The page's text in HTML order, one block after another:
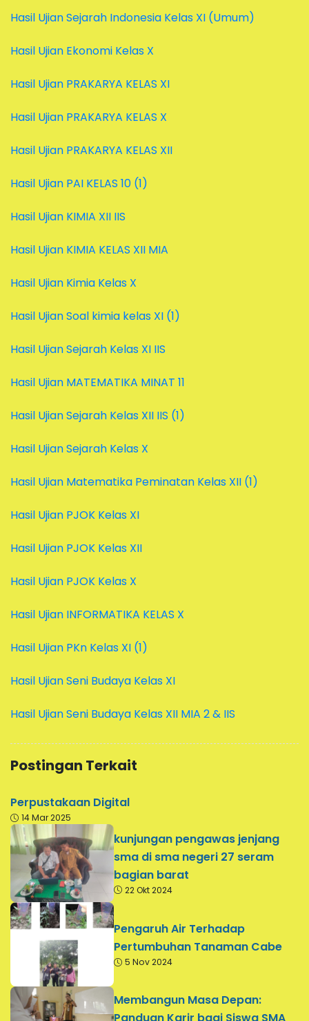
Hasil Ujian Sejarah Indonesia Kelas XI (Umum)
Hasil Ujian Ekonomi Kelas X
Hasil Ujian PRAKARYA KELAS XI
Hasil Ujian PRAKARYA KELAS X
Hasil Ujian PRAKARYA KELAS XII
Hasil Ujian PAI KELAS 10 (1)
Hasil Ujian KIMIA XII IIS
Hasil Ujian KIMIA KELAS XII MIA
Hasil Ujian Kimia Kelas X
Hasil Ujian Soal kimia kelas XI (1)
Hasil Ujian Sejarah Kelas XI IIS
Hasil Ujian MATEMATIKA MINAT 11
Hasil Ujian Sejarah Kelas XII IIS (1)
Hasil Ujian Sejarah Kelas X
Hasil Ujian Matematika Peminatan Kelas XII (1)
Hasil Ujian PJOK Kelas XI
Hasil Ujian PJOK Kelas XII
Hasil Ujian PJOK Kelas X
Hasil Ujian INFORMATIKA KELAS X
Hasil Ujian PKn Kelas XI (1)
Hasil Ujian Seni Budaya Kelas XI
Hasil Ujian Seni Budaya Kelas XII MIA 2 & IIS
Postingan Terkait
Perpustakaan Digital
14 Mar 2025
kunjungan pengawas jenjang
sma di sma negeri 27 seram
bagian barat
22 Okt 2024
Pengaruh Air Terhadap
Pertumbuhan Tanaman Cabe
5 Nov 2024
Membangun Masa Depan: